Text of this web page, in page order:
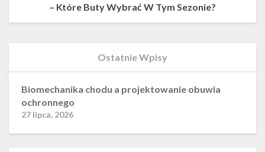
– Które Buty Wybrać W Tym Sezonie?
Ostatnie Wpisy
Biomechanika chodu a projektowanie obuwia
ochronnego
27 lipca, 2026